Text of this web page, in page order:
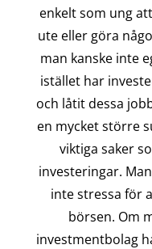
enkelt som ung
ute eller göra
man kanske inte
istället har
och låtit dessa
en mycket större
viktiga saker
investeringar.
inte stressa för
börsen. Om
investmentbolag